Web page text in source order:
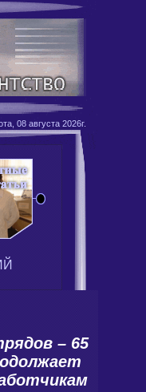
08 августа 2026г.
– 65